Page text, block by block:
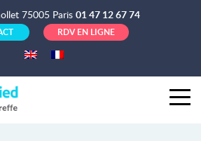
75005 Paris 01 47 12 67 74
RDV EN LIGNE